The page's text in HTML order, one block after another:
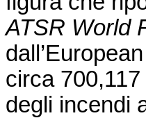
ATSR World
circa
degli incendi